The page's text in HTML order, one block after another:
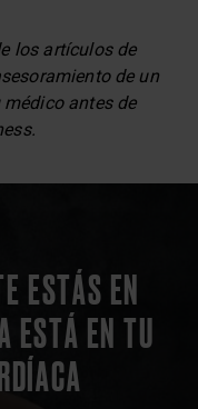
los artículos de
de un
antes de
ESTÁS EN
ESTÁ EN TU